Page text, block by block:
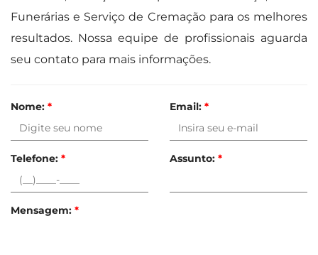
Funerárias e Serviço de Cremação para os melhores
resultados. Nossa equipe de profissionais aguarda
seu contato para mais informações.
Nome: * Email: *
Telefone: * Assunto: *
Mensagem: *